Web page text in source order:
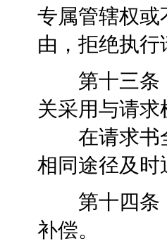
专属管辖权或
由，拒绝执行
第十三条
关采用与请
在请求书全
相同途径及时
第十四条
补偿。